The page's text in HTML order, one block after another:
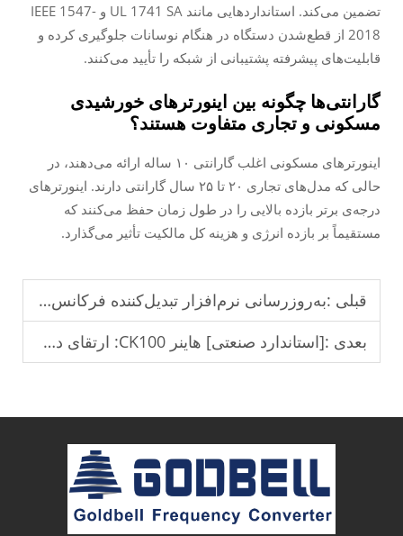
تضمین می‌کند. استانداردهایی مانند UL 1741 SA و IEEE 1547-
2018 از قطع‌شدن دستگاه در هنگام نوسانات جلوگیری کرده و
قابلیت‌های پیشرفته پشتیبانی از شبکه را تأیید می‌کنند.
گارانتی‌ها چگونه بین اینورترهای خورشیدی
مسکونی و تجاری متفاوت هستند؟
اینورترهای مسکونی اغلب گارانتی ۱۰ ساله ارائه می‌دهند، در
حالی که مدل‌های تجاری ۲۰ تا ۲۵ سال گارانتی دارند. اینورترهای
درجه‌ی برتر بازده بالایی را در طول زمان حفظ می‌کنند که
مستقیماً بر بازده انرژی و هزینه کل مالکیت تأثیر می‌گذارد.
قبلی :به‌روزرسانی نرم‌افزار تبدیل‌کننده فرکانس برای بهبود عملکرد
بعدی :[استاندارد صنعتی] هاینر CK100: ارتقای دقت فرآیند فیلم دمشی با بینایی ماشینی CCD مبتنی بر هوش مصنوعی